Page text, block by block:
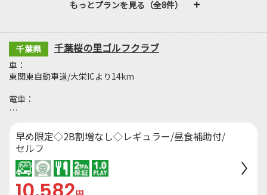
もっとプランを見る（全8件）
千葉県 千葉桜の里ゴルフクラブ
車：
東関東自動車道/大栄ICより14km
電車：
…
早め限定◇2B割増なし◇レギュラー/昼食補助付/
セルフ